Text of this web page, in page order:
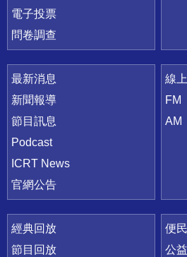
電子投票
問卷調查
最新消息
新聞報導
節目訊息
Podcast
ICRT News
官網公告
線
FM
AM
經典回放
節目回放
便
公